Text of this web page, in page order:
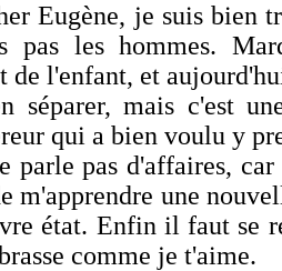
Eugène, je suis bien
pas les hommes.
de l'enfant, et
séparer, mais c'est
qui a bien voulu y
parle pas d'affaires,
m'apprendre une
état. Enfin il faut se
comme je t'aime.